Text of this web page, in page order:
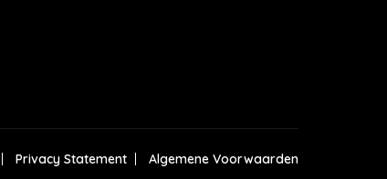
Privacy Statement Algemene Voorwaarden